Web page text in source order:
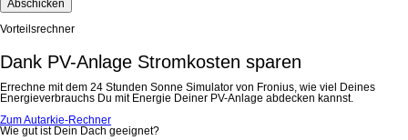
Abschicken
Vorteilsrechner
Dank PV-Anlage Stromkosten sparen
Errechne mit dem 24 Stunden Sonne Simulator von Fronius, wie viel Deines
Energieverbrauchs Du mit Energie Deiner PV-Anlage abdecken kannst.
Zum Autarkie-Rechner
Wie gut ist Dein Dach geeignet?